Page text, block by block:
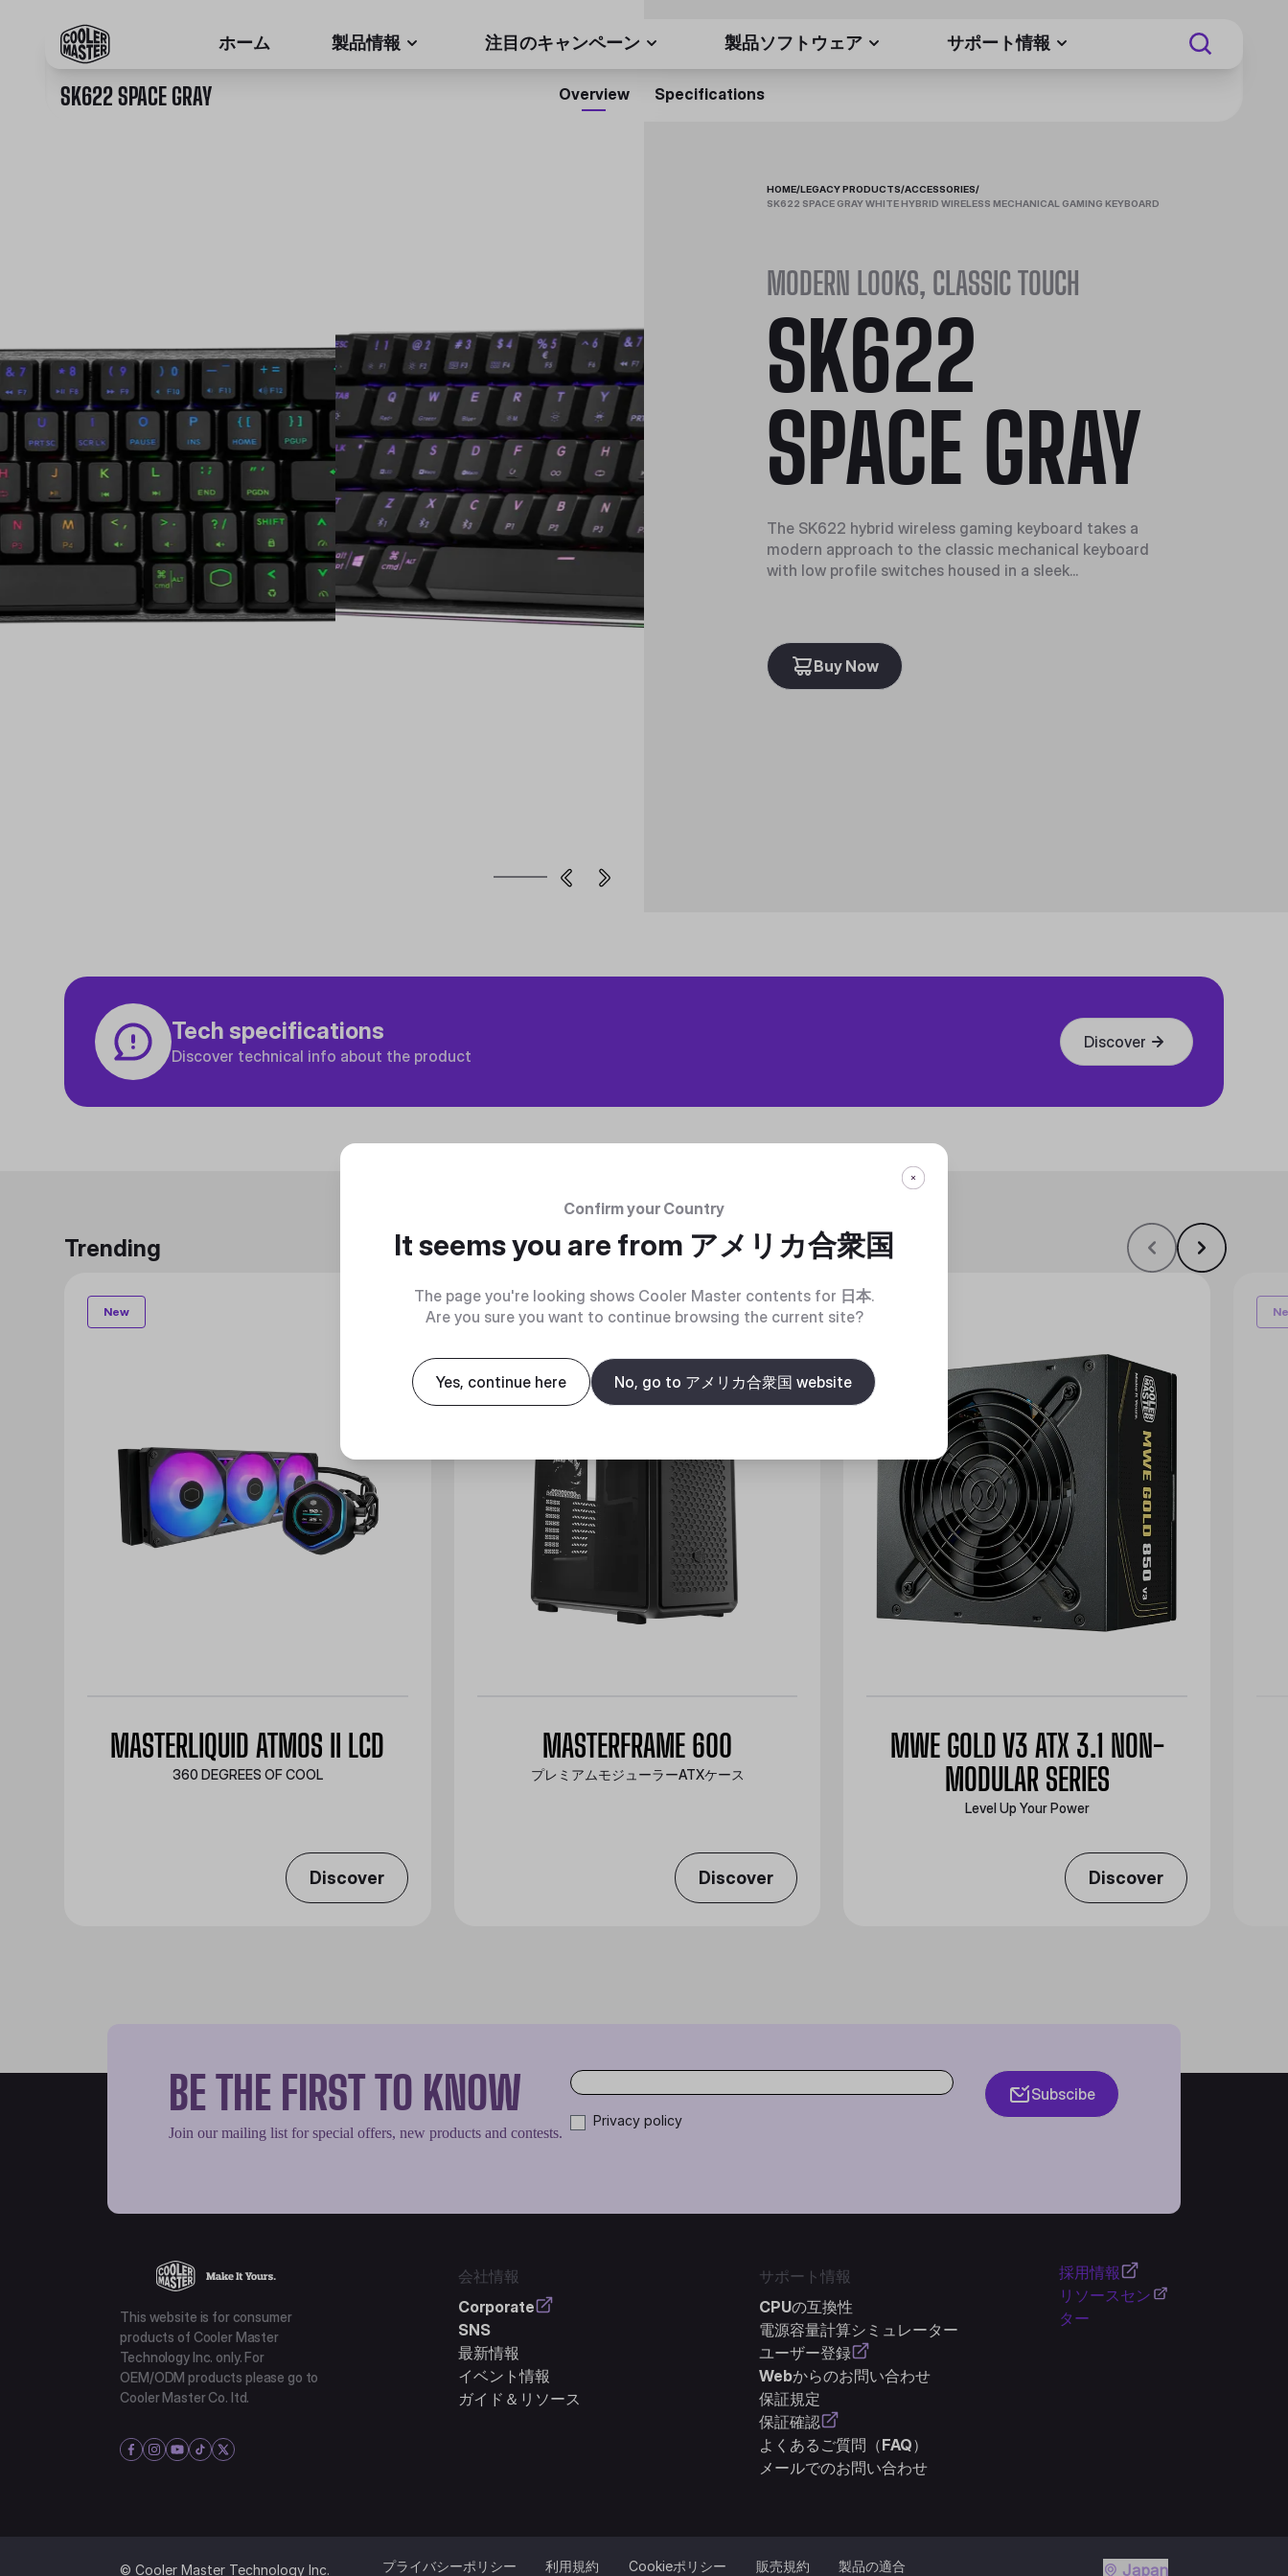
ホーム 製品情報 注目のキャンペーン 製品ソフトウェア サポート情報
SK622 SPACE GRAY Overview Specifications
HOME/LEGACY PRODUCTS/ACCESSORIES/
SK622 SPACE GRAY WHITE HYBRID WIRELESS MECHANICAL GAMING KEYBOARD
MODERN LOOKS, CLASSIC TOUCH
SK622
SPACE GRAY
The SK622 hybrid wireless gaming keyboard takes a
modern approach to the classic mechanical keyboard
with low profile switches housed in a sleek...
Buy Now
Tech specifications
Discover technical info about the product
Discover
Trending
New
MASTERLIQUID ATMOS II LCD
360 DEGREES OF COOL​
Discover
New
MASTERFRAME 600
プレミアムモジューラーATXケース
Discover
MWE GOLD V3 ATX 3.1 NON-
MODULAR SERIES
Level Up Your Power
Discover
BE THE FIRST TO KNOW
Join our mailing list for special offers, new products and contests.
Privacy policy
Subscibe
This website is for consumer
products of Cooler Master
Technology Inc. only. For
OEM/ODM products please go to
Cooler Master Co. ltd.
会社情報
Corporate
SNS
最新情報
イベント情報
ガイド＆リソース
サポート情報
CPUの互換性
電源容量計算シミュレーター
ユーザー登録
Webからのお問い合わせ
保証規定
保証確認
よくあるご質問（FAQ）
メールでのお問い合わせ
採用情報
リソースセン
ター
© Cooler Master Technology Inc. プライバシーポリシー 利用規約 Cookieポリシー 販売規約 製品の適合 Japan
Confirm your Country
It seems you are from アメリカ合衆国
The page you're looking shows Cooler Master contents for 日本.
Are you sure you want to continue browsing the current site?
Yes, continue here No, go to アメリカ合衆国 website